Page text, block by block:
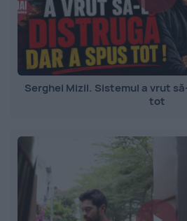
Serghei Mizil. Sistemul a vrut
tot